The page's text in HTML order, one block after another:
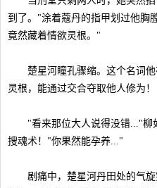
到了。"涂着蔻丹的指甲划过他胸
竟然藏着情欲灵根。"
楚星河瞳孔骤缩。这个名词他
灵根，能通过交合夺取他人修为！
"看来那位大人说得没错..."柳
搜魂术！"你果然能孕养..."
剧痛中，楚星河丹田处的气旋